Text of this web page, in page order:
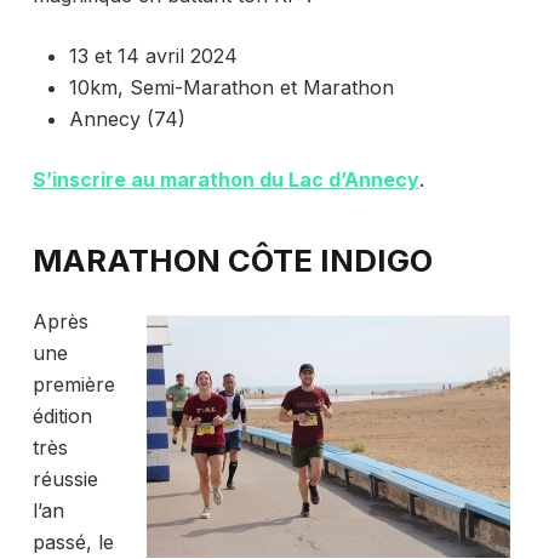
13 et 14 avril 2024
10km, Semi-Marathon et Marathon
Annecy (74)
S’inscrire au marathon du Lac d’Annecy.
MARATHON CÔTE INDIGO
Après
une
première
édition
très
réussie
l’an
passé, le